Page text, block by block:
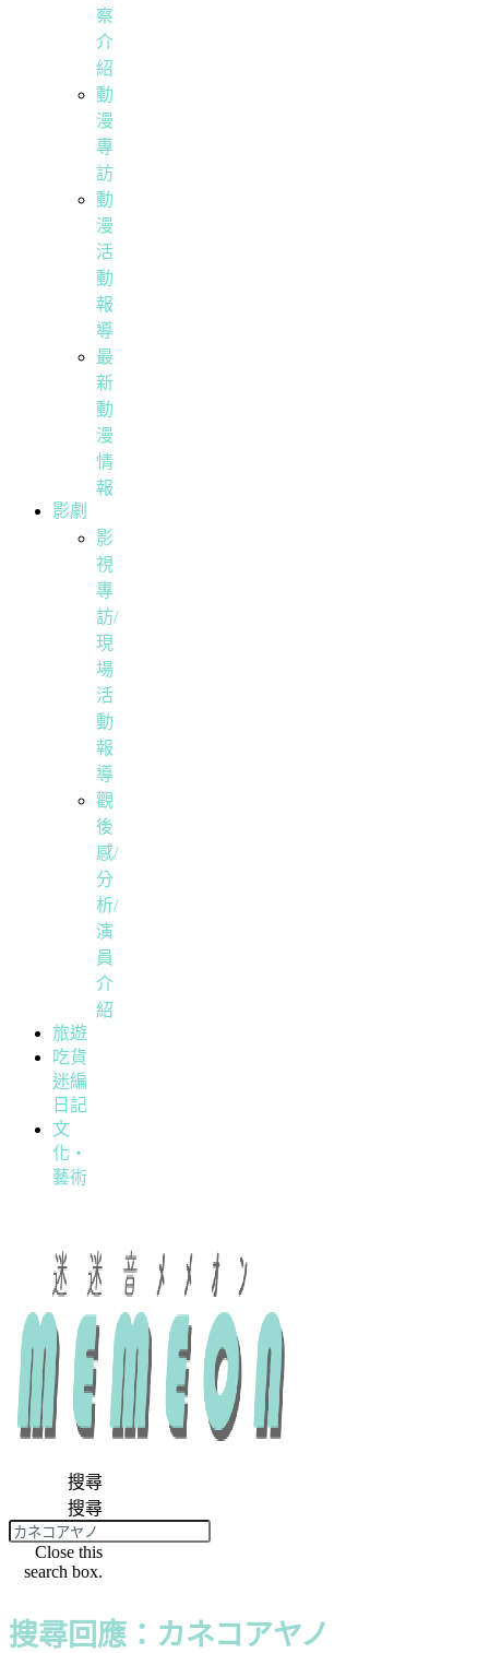
察
介
紹
動
漫
專
訪
動
漫
活
動
報
導
最
新
動
漫
情
報
影劇
影
視
專
訪/
現
場
活
動
報
導
觀
後
感/
分
析/
演
員
介
紹
旅遊
吃貨
迷編
日記
文
化・
藝術
搜尋
搜尋
Close this
search box.
搜尋回應：カネコアヤノ